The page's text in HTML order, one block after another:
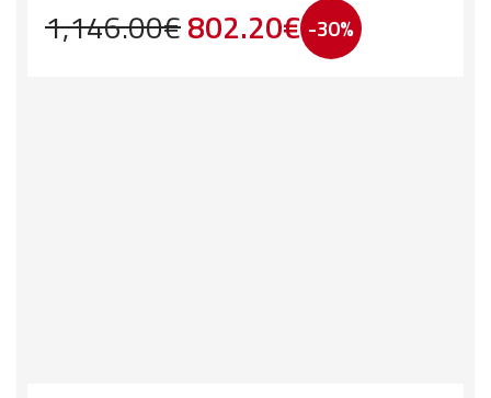
1,146.00€Первоначальная
802.20€Текущая
цена:
-30%